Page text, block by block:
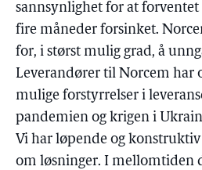
sannsynlighet for at
fire måneder forsinket.
for, i størst mulig grad, å
Leverandører til Norcem har
mulige forstyrrelser i
pandemien og krigen i
Vi har løpende og
om løsninger. I mellomtiden